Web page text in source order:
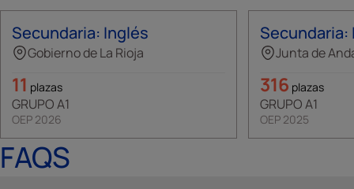
Secundaria: Inglés
Gobierno de La Rioja
11 plazas
GRUPO A1
OEP 2026
Secundaria:
Junta de
316 plazas
GRUPO A1
OEP 2025
FAQS